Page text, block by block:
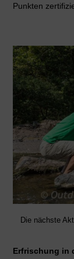
Punkten
Die nächste
Erfrischung in